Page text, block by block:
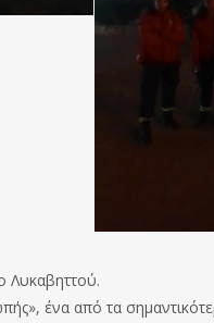
Λυκαβηττού.
ένα από τα